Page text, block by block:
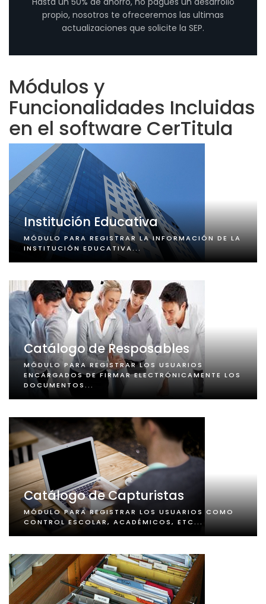
propio, nosotros te ofreceremos las ultimas
actualizaciones que solicite la SEP.
Módulos y
Funcionalidades Incluidas
en el software CerTitula
Institución Educativa
MÓDULO PARA REGISTRAR LA INFORMACIÓN DE LA
INSTITUCIÓN EDUCATIVA...
Catálogo de Resposables
MÓDULO PARA REGISTRAR LOS USUARIOS
ENCARGADOS DE FIRMAR ELECTRÓNICAMENTE LOS
DOCUMENTOS...
Catálogo de Capturistas
MÓDULO PARA REGISTRAR LOS USUARIOS COMO
CONTROL ESCOLAR, ACADÉMICOS, ETC...